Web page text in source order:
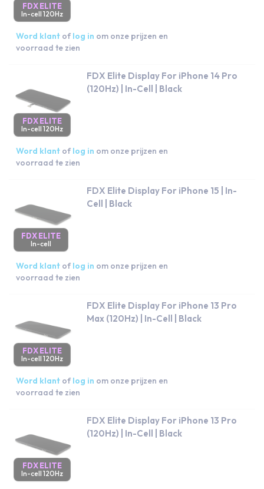
FDX ELITE
In-cell 120Hz
Word klant of log in om onze prijzen en
voorraad te zien
FDX ELITE
In-cell 120Hz
FDX Elite Display For iPhone 14 Pro
(120Hz) | In-Cell | Black
Word klant of log in om onze prijzen en
voorraad te zien
FDX ELITE
In-cell
FDX Elite Display For iPhone 15 | In-
Cell | Black
Word klant of log in om onze prijzen en
voorraad te zien
FDX ELITE
In-cell 120Hz
FDX Elite Display For iPhone 13 Pro
Max (120Hz) | In-Cell | Black
Word klant of log in om onze prijzen en
voorraad te zien
FDX ELITE
In-cell 120Hz
FDX Elite Display For iPhone 13 Pro
(120Hz) | In-Cell | Black